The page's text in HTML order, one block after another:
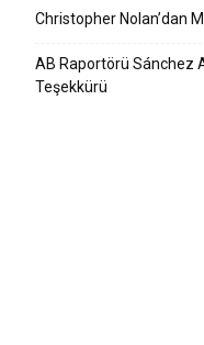
Christopher Nolan’dan
AB Raportörü Sánchez
Teşekkürü